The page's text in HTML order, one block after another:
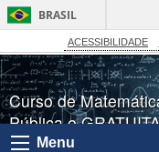
BRASIL
ACESSIBILIDADE
Curso de
Pública e
Menu